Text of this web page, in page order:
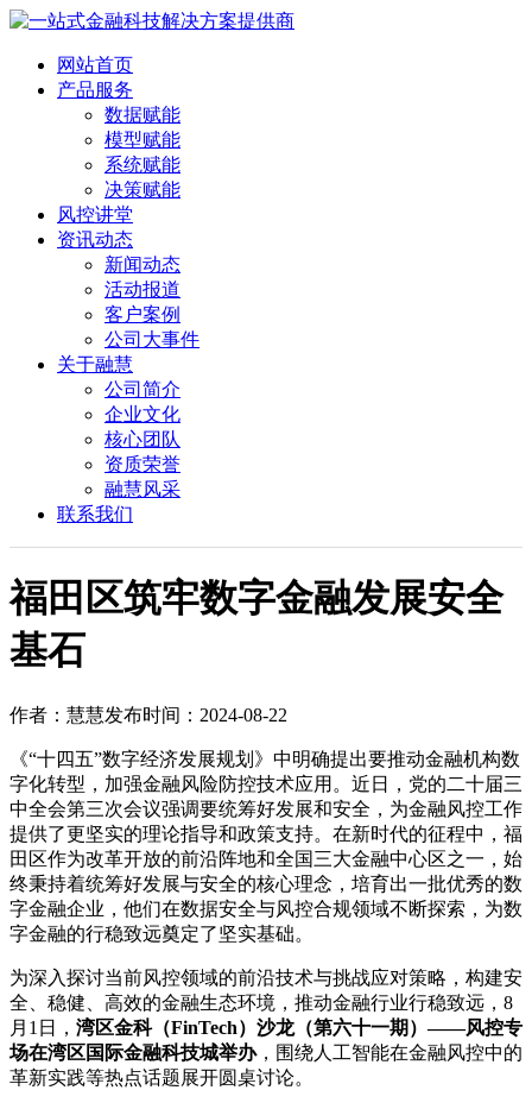
网站首页
产品服务
数据赋能
模型赋能
系统赋能
决策赋能
风控讲堂
资讯动态
新闻动态
活动报道
客户案例
公司大事件
关于融慧
公司简介
企业文化
核心团队
资质荣誉
融慧风采
联系我们
福田区筑牢数字金融发展安全
基石
作者：慧慧发布时间：2024-08-22
《“十四五”数字经济发展规划》中明确提出要推动金融机构数
字化转型，加强金融风险防控技术应用。近日，党的二十届三
中全会第三次会议强调要统筹好发展和安全，为金融风控工作
提供了更坚实的理论指导和政策支持。在新时代的征程中，福
田区作为改革开放的前沿阵地和全国三大金融中心区之一，始
终秉持着统筹好发展与安全的核心理念，培育出一批优秀的数
字金融企业，他们在数据安全与风控合规领域不断探索，为数
字金融的行稳致远奠定了坚实基础。
为深入探讨当前风控领域的前沿技术与挑战应对策略，构建安
全、稳健、高效的金融生态环境，推动金融行业行稳致远，8
月1日， 湾区金科（FinTech）沙龙（第六十一期）——风控专
场在湾区国际金融科技城举办，围绕人工智能在金融风控中的
革新实践等热点话题展开圆桌讨论。